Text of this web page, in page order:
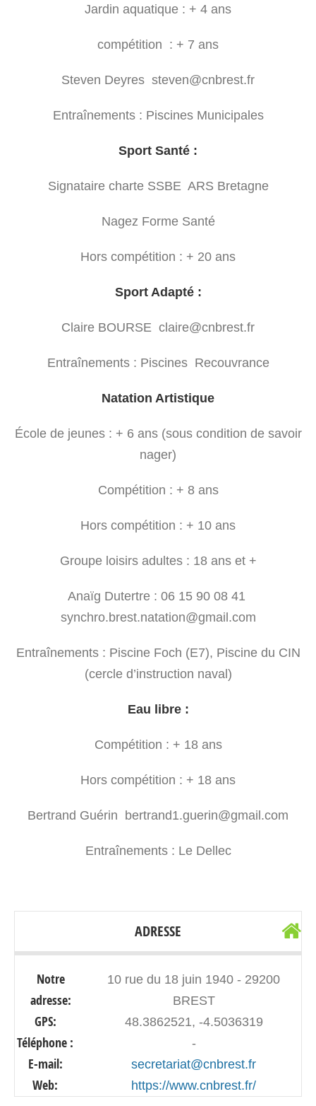
Jardin aquatique : + 4 ans
compétition : + 7 ans
Steven Deyres steven@cnbrest.fr
Entraînements : Piscines Municipales
Sport Santé :
Signataire charte SSBE ARS Bretagne
Nagez Forme Santé
Hors compétition : + 20 ans
Sport Adapté :
Claire BOURSE claire@cnbrest.fr
Entraînements : Piscines Recouvrance
Natation Artistique
École de jeunes : + 6 ans (sous condition de savoir
nager)
Compétition : + 8 ans
Hors compétition : + 10 ans
Groupe loisirs adultes : 18 ans et +
Anaïg Dutertre : 06 15 90 08 41
synchro.brest.natation@gmail.com
Entraînements : Piscine Foch (E7), Piscine du CIN
(cercle d’instruction naval)
Eau libre :
Compétition : + 18 ans
Hors compétition : + 18 ans
Bertrand Guérin bertrand1.guerin@gmail.com
Entraînements : Le Dellec
ADRESSE
Notre
adresse:
10 rue du 18 juin 1940 - 29200
BREST
GPS: 48.3862521, -4.5036319
Téléphone : -
E-mail: secretariat@cnbrest.fr
Web: https://www.cnbrest.fr/